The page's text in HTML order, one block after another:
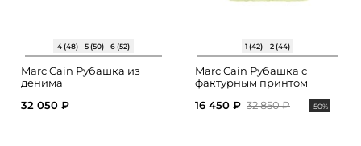
4 (48) 5 (50) 6 (52)
Marc Cain Рубашка из
денима
32 050 ₽
1 (42) 2 (44)
Marc Cain Рубашка с
фактурным принтом
16 450 ₽ 32 850 ₽ -50%